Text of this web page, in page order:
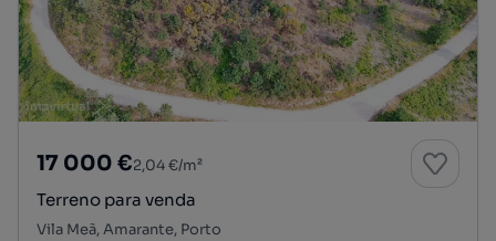
17 000 €2,04 €/m²
Terreno para venda
Vila Meã, Amarante, Porto